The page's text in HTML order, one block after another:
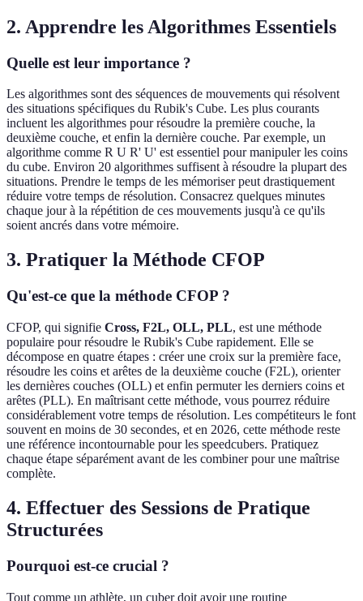
2. Apprendre les Algorithmes Essentiels
Quelle est leur importance ?
Les algorithmes sont des séquences de mouvements qui résolvent
des situations spécifiques du Rubik's Cube. Les plus courants
incluent les algorithmes pour résoudre la première couche, la
deuxième couche, et enfin la dernière couche. Par exemple, un
algorithme comme R U R' U' est essentiel pour manipuler les coins
du cube. Environ 20 algorithmes suffisent à résoudre la plupart des
situations. Prendre le temps de les mémoriser peut drastiquement
réduire votre temps de résolution. Consacrez quelques minutes
chaque jour à la répétition de ces mouvements jusqu'à ce qu'ils
soient ancrés dans votre mémoire.
3. Pratiquer la Méthode CFOP
Qu'est-ce que la méthode CFOP ?
CFOP, qui signifie Cross, F2L, OLL, PLL, est une méthode
populaire pour résoudre le Rubik's Cube rapidement. Elle se
décompose en quatre étapes : créer une croix sur la première face,
résoudre les coins et arêtes de la deuxième couche (F2L), orienter
les dernières couches (OLL) et enfin permuter les derniers coins et
arêtes (PLL). En maîtrisant cette méthode, vous pourrez réduire
considérablement votre temps de résolution. Les compétiteurs le font
souvent en moins de 30 secondes, et en 2026, cette méthode reste
une référence incontournable pour les speedcubers. Pratiquez
chaque étape séparément avant de les combiner pour une maîtrise
complète.
4. Effectuer des Sessions de Pratique
Structurées
Pourquoi est-ce crucial ?
Tout comme un athlète, un cuber doit avoir une routine